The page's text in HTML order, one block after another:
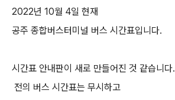
2022년 10월 4일 현재
공주 종합버스터미널 버스 시간표입니다.
시간표 안내판이 새로 만들어진 것 같습니다.
전의 버스 시간표는 무시하고